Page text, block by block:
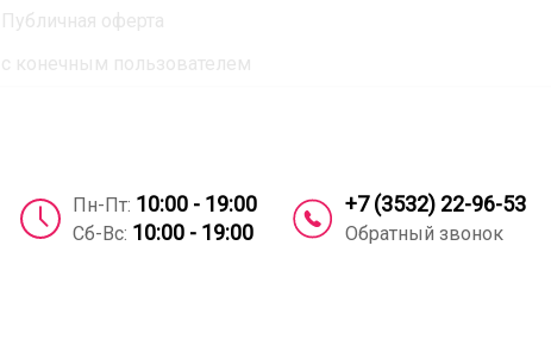
Публичная оферта
конечным пользователем
Пн-Пт: 10:00 - 19:00
Сб-Вс: 10:00 - 19:00
+7 (3532) 22-96-53
Обратный звонок
на использование компанией cookie-файлов в